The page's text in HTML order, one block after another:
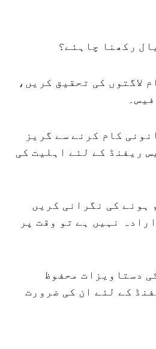
رکھنا چاہئے؟
لاگتوں کی تحقیق کریں،
کام کرنے سے گریز
ریفنڈ کے لئے اہلیت کی
ہونے کی نگرانی کریں
نہیں ہے تو وقت پر
دستاویزات محفوظ
کے لئے ان کی ضرورت